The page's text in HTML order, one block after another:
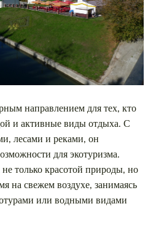
направлением для тех, кто
и активные виды отдыха. С
лесами и реками, он
для экотуризма.
только красотой природы, но
на свежем воздухе, занимаясь
или водными видами